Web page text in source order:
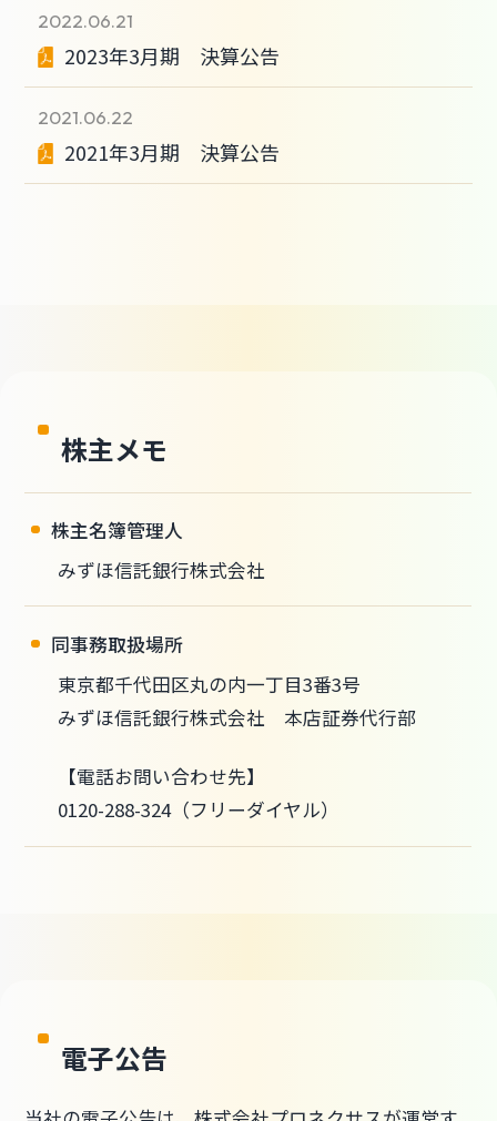
2022.06.21
2023年3月期 決算公告
2021.06.22
2021年3月期 決算公告
株主メモ
株主名簿管理人
みずほ信託銀行株式会社
同事務取扱場所
東京都千代田区丸の内一丁目3番3号
みずほ信託銀行株式会社 本店証券代行部
【電話お問い合わせ先】
0120-288-324（フリーダイヤル）
電子公告